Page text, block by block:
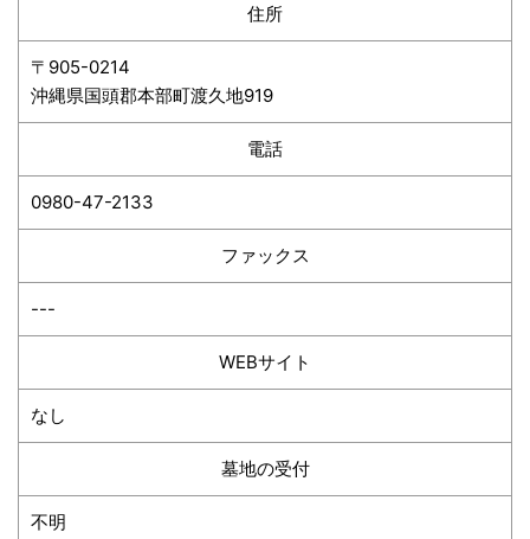
住所
〒905-0214
沖縄県国頭郡本部町渡久地919
電話
0980-47-2133
ファックス
---
WEBサイト
なし
墓地の受付
不明